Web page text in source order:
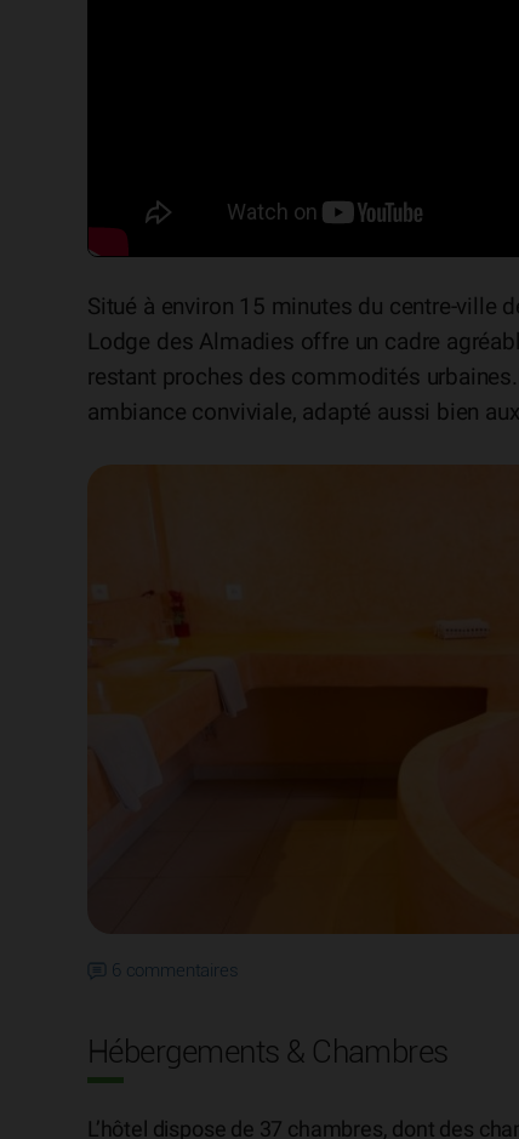
Situé à environ 15 minutes du centre-ville
Lodge des Almadies offre un cadre
restant proches des commodités
ambiance conviviale, adapté aussi bien
6 commentaires
Hébergements & Chambres
L’hôtel dispose de 37 chambres, dont des